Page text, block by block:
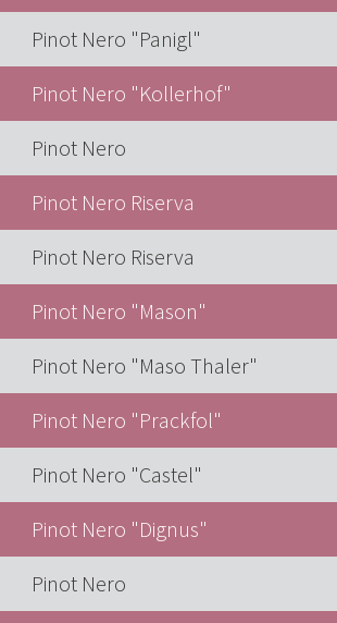
Pinot Nero "Panigl"
Pinot Nero "Kollerhof"
Pinot Nero
Pinot Nero Riserva
Pinot Nero Riserva
Pinot Nero "Mason"
Pinot Nero "Maso Thaler"
Pinot Nero "Prackfol"
Pinot Nero "Castel"
Pinot Nero "Dignus"
Pinot Nero